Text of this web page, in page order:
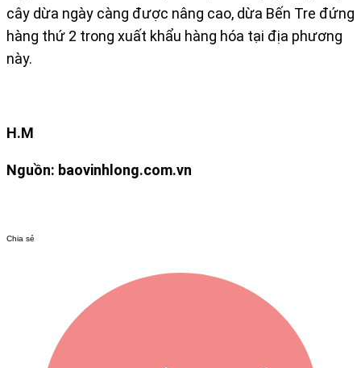
cây dừa ngày càng được nâng cao, dừa Bến Tre đứng
hàng thứ 2 trong xuất khẩu hàng hóa tại địa phương
này.
H.M
Nguồn: baovinhlong.com.vn
Chia sẻ